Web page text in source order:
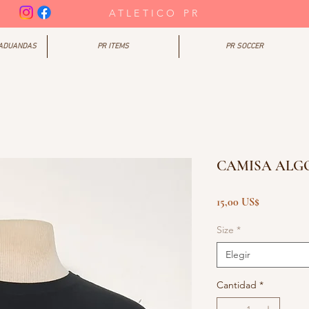
ATLETICO PR
PR ITEMS PR SOCCER
CAMISA
15,00 US$Precio
Size *
Elegir
Cantidad *